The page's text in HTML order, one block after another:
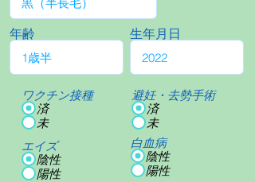
年齢
ワクチン接種
済
未
エイズ
陰性
陽性
生年月日
避妊・去勢手術
済
未
白血病
陰性
陽性